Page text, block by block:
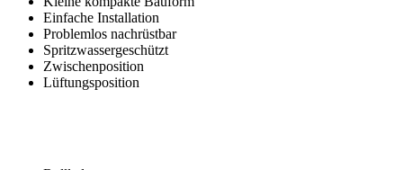
Einfache Installation
Problemlos nachrüstbar
Spritzwassergeschützt
Zwischenposition
Lüftungsposition